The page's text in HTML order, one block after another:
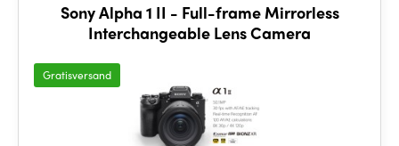
Sony Alpha 1 II - Full-frame Mirrorless
Interchangeable Lens Camera
Gratisversand